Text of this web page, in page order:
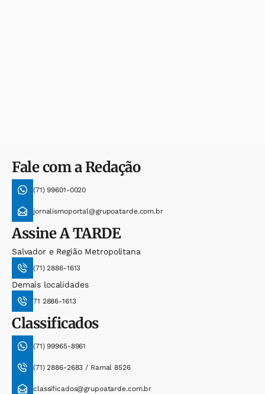
Fale com a Redação
(71) 99601-0020
jornalismoportal@grupoatarde.com.br
AssineA TARDE
Salvador e Região Metropolitana
(71) 2886-1613
Demais localidades
71 2886-1613
Classificados
(71) 99965-8961
(71) 2886-2683 / Ramal 8526
classificados@grupoatarde.com.br